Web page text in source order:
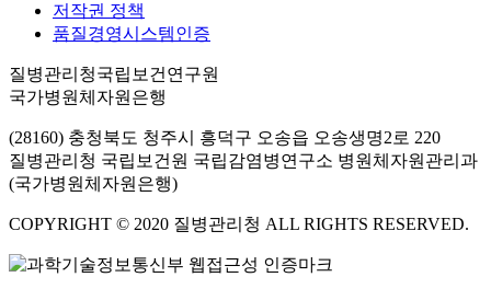
저작권 정책
품질경영시스템인증
질병관리청국립보건연구원
국가병원체자원은행
(28160) 충청북도 청주시 흥덕구 오송읍 오송생명2로 220
질병관리청 국립보건원 국립감염병연구소 병원체자원관리과
(국가병원체자원은행)
COPYRIGHT © 2020 질병관리청 ALL RIGHTS RESERVED.